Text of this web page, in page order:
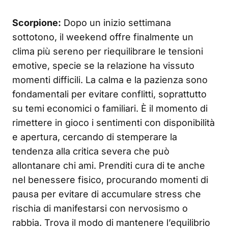
Scorpione: Dopo un inizio settimana
sottotono, il weekend offre finalmente un
clima più sereno per riequilibrare le tensioni
emotive, specie se la relazione ha vissuto
momenti difficili. La calma e la pazienza sono
fondamentali per evitare conflitti, soprattutto
su temi economici o familiari. È il momento di
rimettere in gioco i sentimenti con disponibilità
e apertura, cercando di stemperare la
tendenza alla critica severa che può
allontanare chi ami. Prenditi cura di te anche
nel benessere fisico, procurando momenti di
pausa per evitare di accumulare stress che
rischia di manifestarsi con nervosismo o
rabbia. Trova il modo di mantenere l’equilibrio